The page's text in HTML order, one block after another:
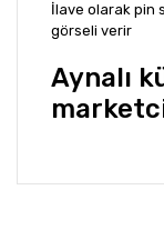
İlave olarak pin
görseli verir
Aynalı
Bu ürünün